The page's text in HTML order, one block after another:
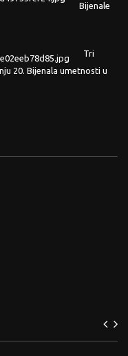
Bijenale
Tri
20. Bijenala umetnosti u